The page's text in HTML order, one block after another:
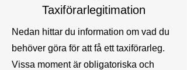
Taxiförarlegitimation
Nedan hittar du information om vad du
behöver göra för att få ett taxiförarleg.
Vissa moment är obligatoriska och